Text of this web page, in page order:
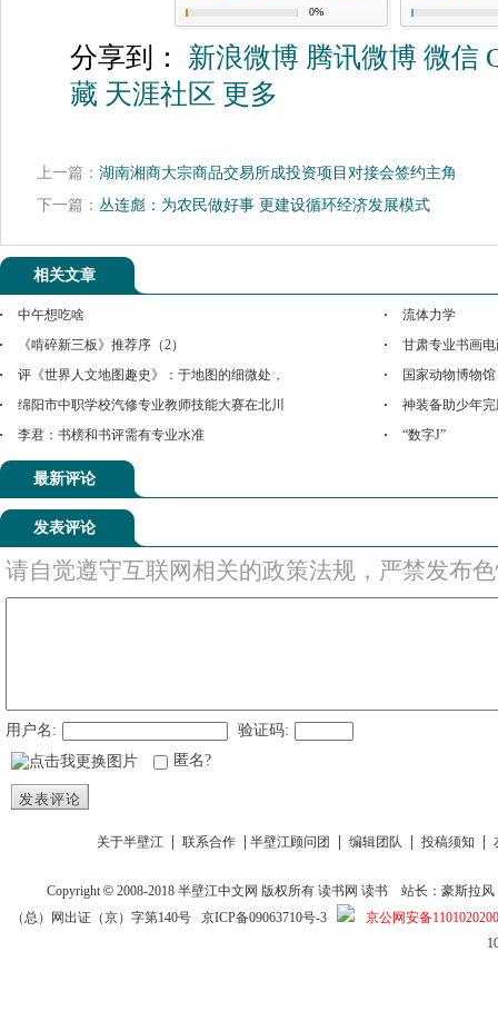
0%
分享到： 新浪微博 腾讯微博 微信
藏 天涯社区 更多
上一篇： 湖南湘商大宗商品交易所成投资项目对接会签约主角
下一篇： 丛连彪：为农民做好事 更建设循环经济发展模式
相关文章
中午想吃啥
流体力学
《啃碎新三板》推荐序（2）
甘肃专业书画
评《世界人文地图趣史》：于地图的细微处，
国家动物博物
绵阳市中职学校汽修专业教师技能大赛在北川
神装备助少年
李君：书榜和书评需有专业水准
“数字J”
最新评论
发表评论
请自觉遵守互联网相关的政策法规，严禁发布
用户名:
验证码:
匿名?
发表评论
关于半壁江 联系合作 半壁江顾问团 编辑团队 投稿须知
Copyright © 2008-2018半壁江中文网 版权所有读书网 读书
站长：豪斯拉风
（总）网出证（京）字第140号 京ICP备09063710号-3
京公网安备